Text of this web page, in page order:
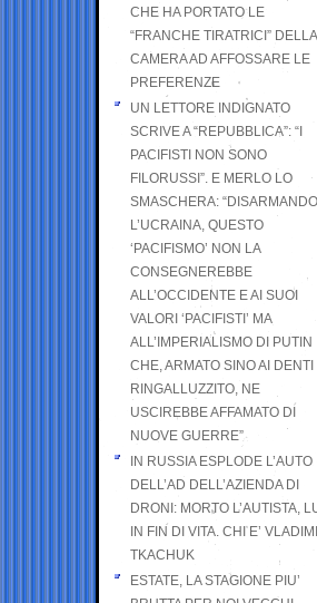
CHE HA PORTATO LE
“FRANCHE TIRATRICI” DELLA
CAMERA AD AFFOSSARE LE
PREFERENZE
UN LETTORE INDIGNATO
SCRIVE A “REPUBBLICA”: “I
PACIFISTI NON SONO
FILORUSSI”. E MERLO LO
SMASCHERA: “DISARMANDO
L’UCRAINA, QUESTO
‘PACIFISMO’ NON LA
CONSEGNEREBBE
ALL’OCCIDENTE E AI SUOI
VALORI ‘PACIFISTI’ MA
ALL’IMPERIALISMO DI PUTIN
CHE, ARMATO SINO AI DENTI
RINGALLUZZITO, NE
USCIREBBE AFFAMATO DI
NUOVE GUERRE”
IN RUSSIA ESPLODE L’AUTO
DELL’AD DELL’AZIENDA DI
DRONI: MORTO L’AUTISTA,
IN FIN DI VITA. CHI E’
TKACHUK
ESTATE, LA STAGIONE PIU’